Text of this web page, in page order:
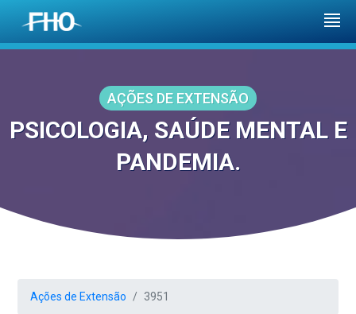
AÇÕES DE EXTENSÃO
PSICOLOGIA, SAÚDE MENTAL E
PANDEMIA.
Ações de Extensão 3951